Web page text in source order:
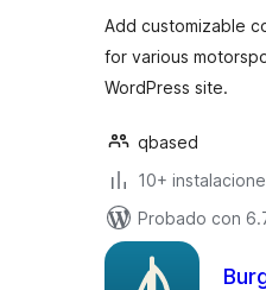
Add customizable
for various
WordPress site.
qbased
10+
Probado con